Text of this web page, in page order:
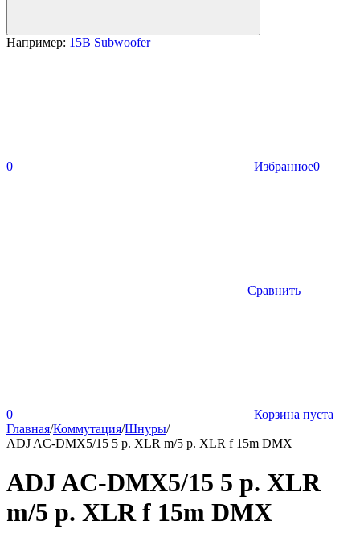
Например: 15B Subwoofer
0 Избранное0
Сравнить
0
Корзина пуста
Главная/Коммутация/Шнуры/
ADJ AC-DMX5/15 5 p. XLR m/5 p. XLR f 15m DMX
ADJ AC-DMX5/15 5 p. XLR
m/5 p. XLR f 15m DMX